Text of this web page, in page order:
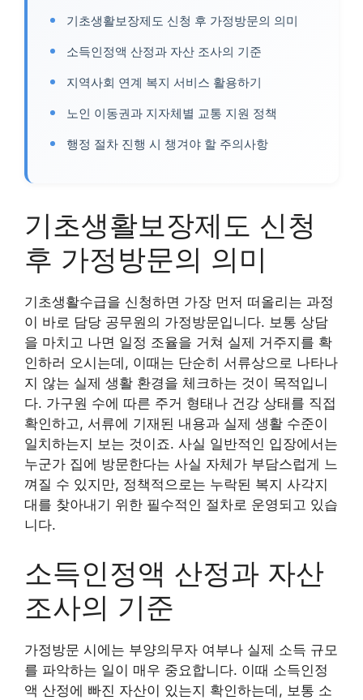
기초생활보장제도 신청 후 가정방문의 의미
소득인정액 산정과 자산 조사의 기준
지역사회 연계 복지 서비스 활용하기
노인 이동권과 지자체별 교통 지원 정책
행정 절차 진행 시 챙겨야 할 주의사항
기초생활보장제도 신청
후 가정방문의 의미
기초생활수급을 신청하면 가장 먼저 떠올리는 과정
이 바로 담당 공무원의 가정방문입니다. 보통 상담
을 마치고 나면 일정 조율을 거쳐 실제 거주지를 확
인하러 오시는데, 이때는 단순히 서류상으로 나타나
지 않는 실제 생활 환경을 체크하는 것이 목적입니
다. 가구원 수에 따른 주거 형태나 건강 상태를 직접
확인하고, 서류에 기재된 내용과 실제 생활 수준이
일치하는지 보는 것이죠. 사실 일반적인 입장에서는
누군가 집에 방문한다는 사실 자체가 부담스럽게 느
껴질 수 있지만, 정책적으로는 누락된 복지 사각지
대를 찾아내기 위한 필수적인 절차로 운영되고 있습
니다.
소득인정액 산정과 자산
조사의 기준
가정방문 시에는 부양의무자 여부나 실제 소득 규모
를 파악하는 일이 매우 중요합니다. 이때 소득인정
액 산정에 빠진 자산이 있는지 확인하는데, 보통 소